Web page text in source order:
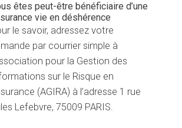
êtes peut-être bénéficiaire d’une
vie en déshérence
le savoir, adressez votre
par courrier simple à
pour la Gestion des
sur le Risque en
(AGIRA) à l’adresse 1 rue
Lefebvre, 75009 PARIS.